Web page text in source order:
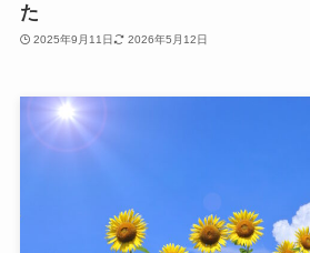
た
2025年9月11日 2026年5月12日